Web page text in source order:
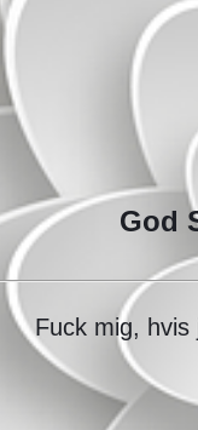
God
Fuck mig, hvis